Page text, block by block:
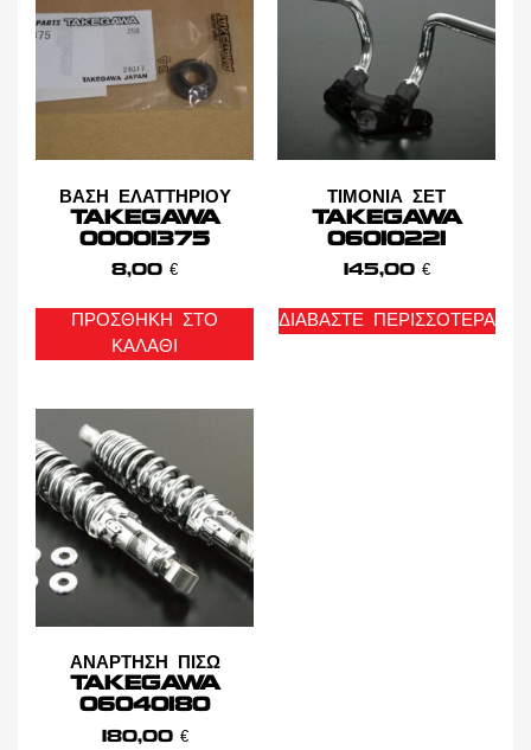
ΒΑΣΗ ΕΛΑΤΤΗΡΙΟΥ
TAKEGAWA
00001375
8,00 €
ΠΡΟΣΘΉΚΗ ΣΤΟ
ΚΑΛΆΘΙ
ΤΙΜΟΝΙΑ ΣΕΤ
TAKEGAWA
06010221
145,00 €
ΔΙΑΒΆΣΤΕ ΠΕΡΙΣΣΌΤΕΡΑ
ΑΝΑΡΤΗΣΗ ΠΙΣΩ
TAKEGAWA
06040180
180,00 €